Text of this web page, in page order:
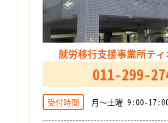
就労移行支援事業所テ
011-299-
受付時間 月～土曜 9:00-